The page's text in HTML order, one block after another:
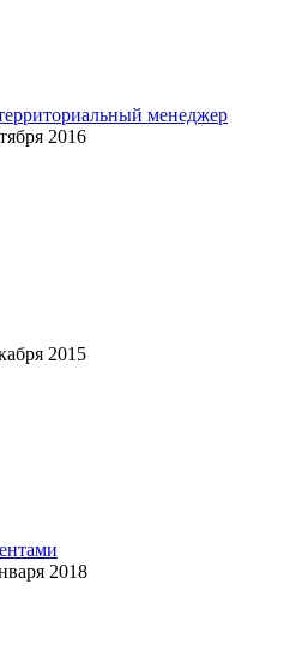
менеджер
2016
2015
2018